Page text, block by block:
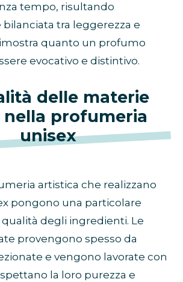
tempo, risultando
tra leggerezza e
quanto un profumo
evocativo e distintivo.
delle materie
nella profumeria
unisex
artistica che realizzano
pongono una particolare
degli ingredienti. Le
provengono spesso da
e vengono lavorate con
la loro purezza e